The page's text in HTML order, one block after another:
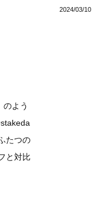
よう
たつの
と対比
2024/03/10